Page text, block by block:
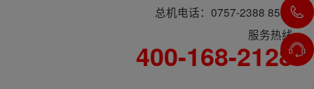
总机电话：0757-2388 8588
服务热线
400-168-2128